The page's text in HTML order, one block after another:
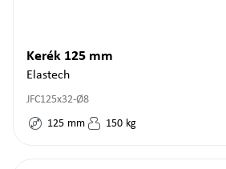
Kerék 125 mm
Elastech
JFC125x32-Ø8
125 mm 150 kg